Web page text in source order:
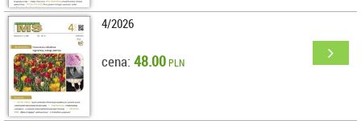
4/2026
cena: 48.00PLN